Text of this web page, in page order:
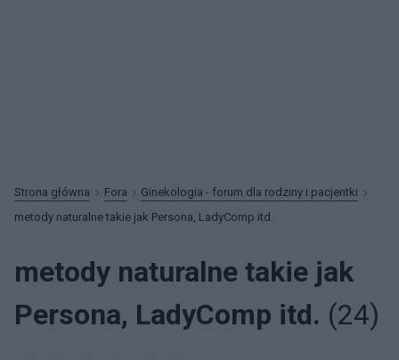
Strona główna Fora
Ginekologia - forum dla rodziny i pacjentki
metody naturalne takie jak Persona, LadyComp itd.
metody naturalne takie jak
Persona, LadyComp itd. (24)